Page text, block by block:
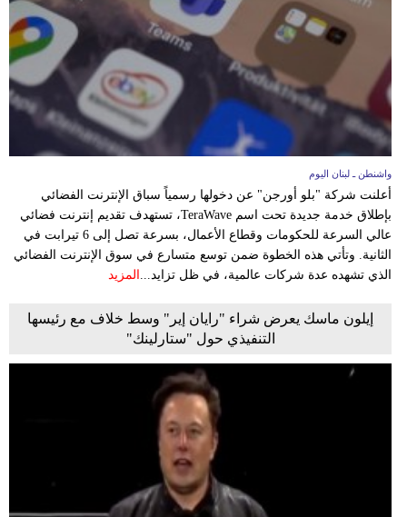
واشنطن ـ لبنان اليوم
أعلنت شركة "بلو أورجن" عن دخولها رسمياً سباق الإنترنت الفضائي
بإطلاق خدمة جديدة تحت اسم TeraWave، تستهدف تقديم إنترنت فضائي
عالي السرعة للحكومات وقطاع الأعمال، بسرعة تصل إلى 6 تيرابت في
الثانية. وتأتي هذه الخطوة ضمن توسع متسارع في سوق الإنترنت الفضائي
الذي تشهده عدة شركات عالمية، في ظل تزايد...
المزيد
إيلون ماسك يعرض شراء "رايان إير" وسط خلاف مع رئيسها
التنفيذي حول "ستارلينك"